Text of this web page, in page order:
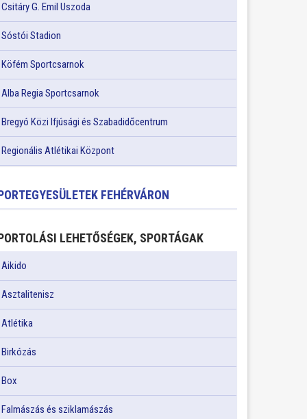
Csitáry G. Emil Uszoda
Sóstói Stadion
Köfém Sportcsarnok
Alba Regia Sportcsarnok
Bregyó Közi Ifjúsági és Szabadidőcentrum
Regionális Atlétikai Központ
FEHÉRVÁRON
LEHETŐSÉGEK, SPORTÁGAK
Aikido
Asztalitenisz
Atlétika
Birkózás
Box
Falmászás és sziklamászás